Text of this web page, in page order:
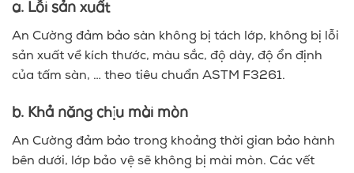
a. Lỗi sản xuất
An Cường đảm bảo sàn không bị tách lớp, không bị lỗi
sản xuất về kích thước, màu sắc, độ dày, độ ổn định
của tấm sàn, … theo tiêu chuẩn ASTM F3261.
b. Khả năng chịu mài mòn
An Cường đảm bảo trong khoảng thời gian bảo hành
bên dưới, lớp bảo vệ sẽ không bị mài mòn. Các vết